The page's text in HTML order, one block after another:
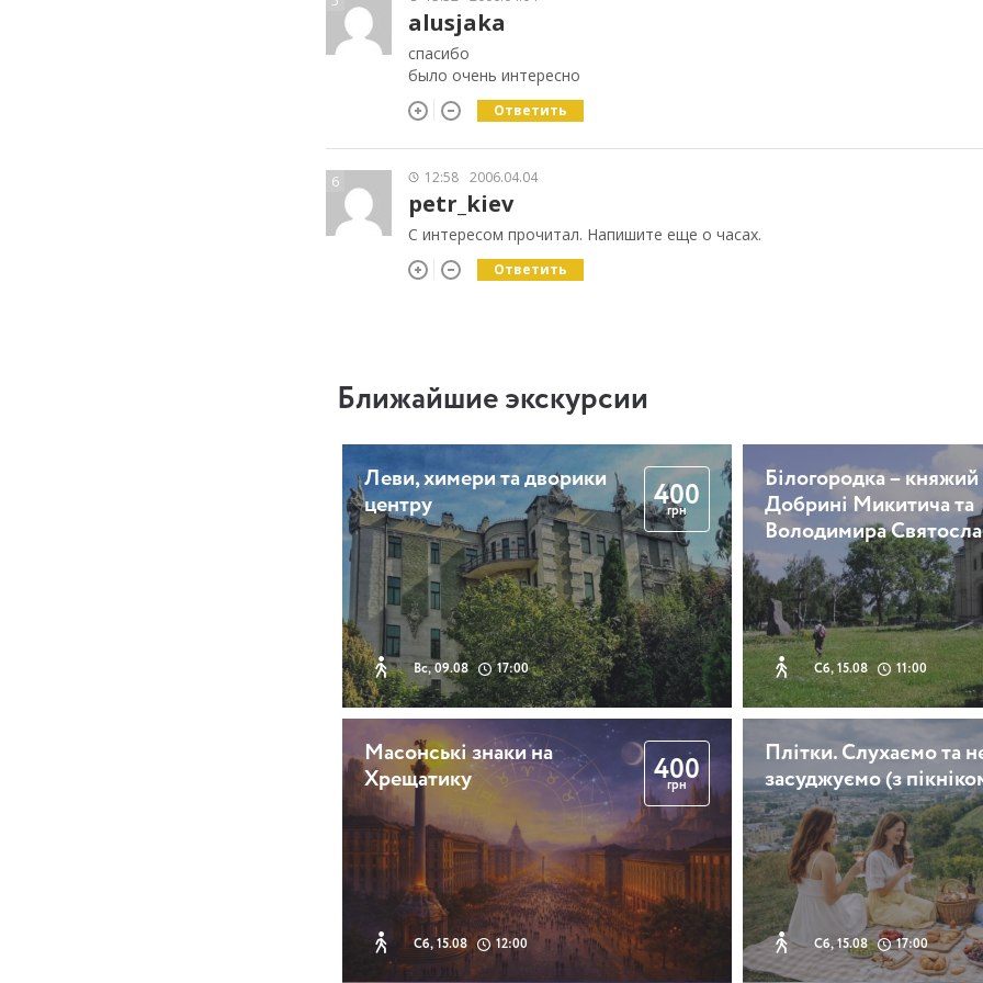
alusjaka
спасибо
было очень интересно
Ответить
6 12:58 2006.04.04
petr_kiev
С интересом прочитал. Напишите еще о часах.
Ответить
Ближайшие экскурсии
Леви, химери та дворики
центру
Вс, 09.08 17:00
400
грн
Білогородка – княжий
Добрині Микитича та
Володимира
Сб, 15.08 11:00
Масонські знаки на
Хрещатику
Сб, 15.08 12:00
400
грн
Плітки. Слухаємо та
засуджуємо (з
Сб, 15.08 17:00